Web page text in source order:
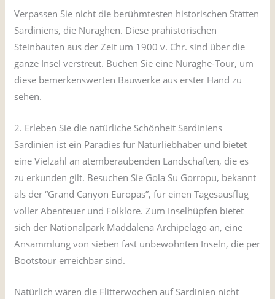
Verpassen Sie nicht die berühmtesten historischen Stätten
Sardiniens, die Nuraghen. Diese prähistorischen
Steinbauten aus der Zeit um 1900 v. Chr. sind über die
ganze Insel verstreut. Buchen Sie eine Nuraghe-Tour, um
diese bemerkenswerten Bauwerke aus erster Hand zu
sehen.
2. Erleben Sie die natürliche Schönheit Sardiniens
Sardinien ist ein Paradies für Naturliebhaber und bietet
eine Vielzahl an atemberaubenden Landschaften, die es
zu erkunden gilt. Besuchen Sie Gola Su Gorropu, bekannt
als der “Grand Canyon Europas”, für einen Tagesausflug
voller Abenteuer und Folklore. Zum Inselhüpfen bietet
sich der Nationalpark Maddalena Archipelago an, eine
Ansammlung von sieben fast unbewohnten Inseln, die per
Bootstour erreichbar sind.
Natürlich wären die Flitterwochen auf Sardinien nicht